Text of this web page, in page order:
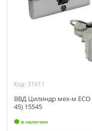
Код: 31611
ВВД Цилиндр мех-м ECO
45) 15545
в наличии